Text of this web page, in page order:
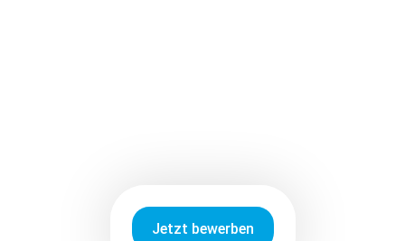
E-Mail
Jetzt bewerben